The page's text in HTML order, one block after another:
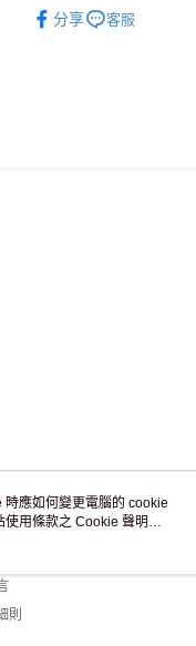
分享
客服
務
則
應如何變更電腦的 cookie
用條款之 Cookie 聲明使